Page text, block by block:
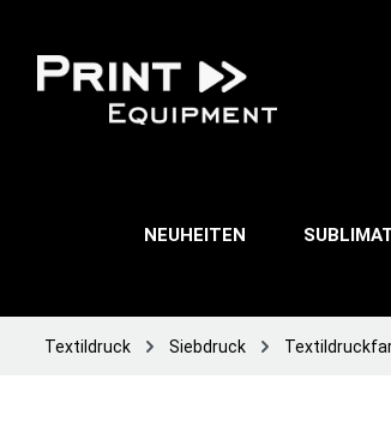
NEUHEITEN
Textildruck Siebdruck